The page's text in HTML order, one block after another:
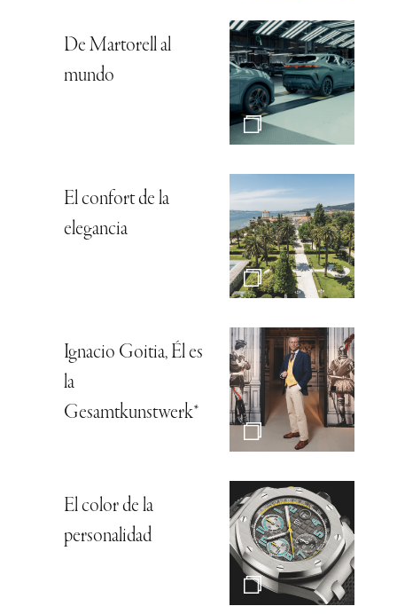
De Martorell al
mundo
El confort de la
elegancia
Ignacio Goitia, Él es
la
Gesamtkunstwerk*
El color de la
personalidad